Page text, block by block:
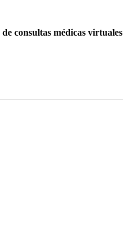
consultas médicas virtuales